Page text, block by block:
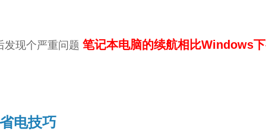
发现个严重问题 笔记本电脑的续航相比Windows
电技巧